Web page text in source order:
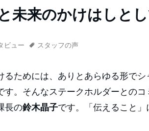
未来のかけはしと
ビュー スタッフの声
るためには、ありとあらゆる形で
す。そんなステークホルダーとの
長の鈴木晶子です。「伝えること